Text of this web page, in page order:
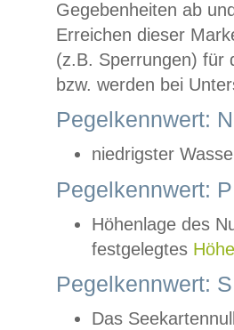
Gegebenheiten ab
Erreichen dieser
(z.B. Sperrungen) für
bzw. werden bei
Pegelkennwert:
niedrigster
Pegelkennwert:
Höhenlage des
festgelegtes
Pegelkennwert:
Das